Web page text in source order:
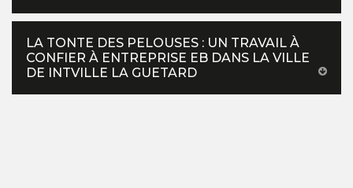
LA TONTE DES PELOUSES : UN TRAVAIL À
CONFIER À ENTREPRISE EB DANS LA VILLE
DE INTVILLE LA GUETARD